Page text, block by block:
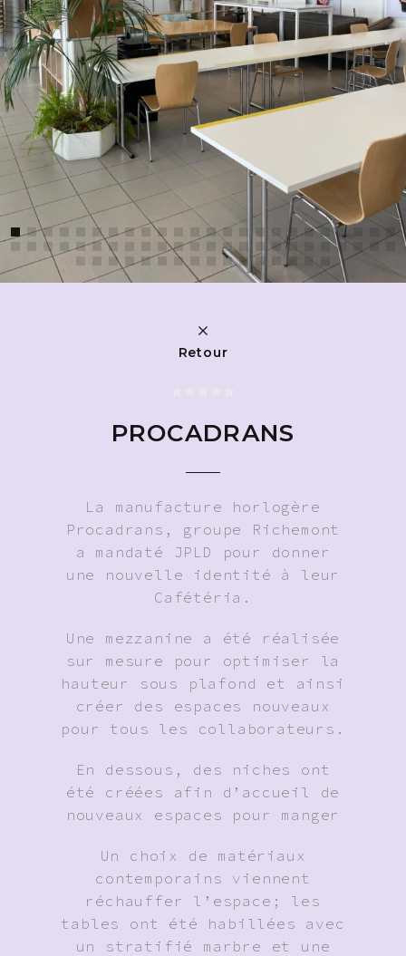
Retour
PROCADRANS
La manufacture horlogère
Procadrans, groupe Richemont
a mandaté JPLD pour donner
une nouvelle identité à leur
Cafétéria.
Une mezzanine a été réalisée
sur mesure pour optimiser la
hauteur sous plafond et ainsi
créer des espaces nouveaux
pour tous les collaborateurs.
En dessous, des niches ont
été créées afin d’accueil de
nouveaux espaces pour manger
Un choix de matériaux
contemporains viennent
réchauffer l’espace; les
tables ont été habillées avec
un stratifié marbre et une